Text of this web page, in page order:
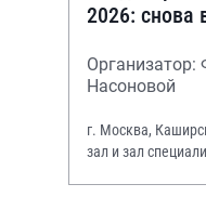
2026: снова
Насоновой
г. Москва,
зал и зал